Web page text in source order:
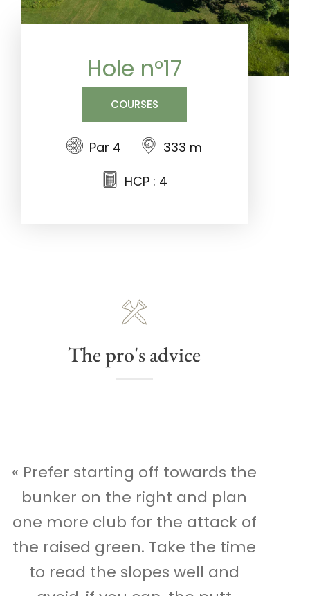
Hole n°17
COURSES
Par 4
333 m
HCP : 4
The pro's advice
« Prefer starting off towards the
bunker on the right and plan
one more club for the attack of
the raised green. Take the time
to read the slopes well and